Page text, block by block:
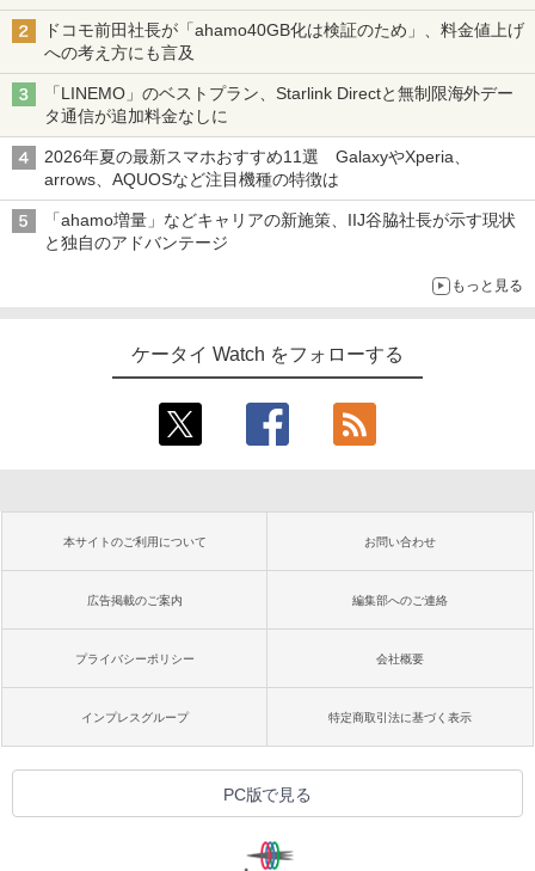
ドコモ前田社長が「ahamo40GB化は検証のため」、料金値上げ
への考え方にも言及
「LINEMO」のベストプラン、Starlink Directと無制限海外デー
タ通信が追加料金なしに
2026年夏の最新スマホおすすめ11選 GalaxyやXperia、
arrows、AQUOSなど注目機種の特徴は
「ahamo増量」などキャリアの新施策、IIJ谷脇社長が示す現状
と独自のアドバンテージ
もっと見る
ケータイ Watch をフォローする
本サイトのご利用について お問い合わせ
広告掲載のご案内 編集部へのご連絡
プライバシーポリシー 会社概要
インプレスグループ 特定商取引法に基づく表示
PC版で見る